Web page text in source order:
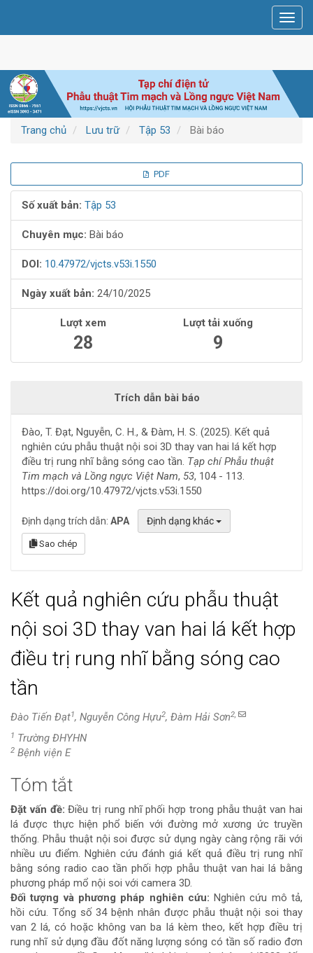
chính
chính
Thanh
bên
Trang chủ Lưu trữ Tập 53 Bài báo
bên
bài
viết
PDF
Số xuất bản: Tập 53
Chuyên mục: Bài báo
DOI: 10.47972/vjcts.v53i.1550
Ngày xuất bản: 24/10/2025
Lượt xem
28
Lượt tải xuống
9
Trích dẫn bài báo
Đào, T. Đạt, Nguyễn, C. H., & Đàm, H. S. (2025). Kết quả
nghiên cứu phẫu thuật nội soi 3D thay van hai lá kết hợp
điều trị rung nhĩ bằng sóng cao tần. Tạp chí Phẫu thuật
Tim mạch và Lồng ngực Việt Nam, 53, 104 - 113.
https://doi.org/10.47972/vjcts.v53i.1550
Định dạng trích dẫn: APA Định dạng khác
Sao chép
Kết quả nghiên cứu phẫu thuật
nội soi 3D thay van hai lá kết hợp
điều trị rung nhĩ bằng sóng cao
tần
Đào Tiến Đạt1, Nguyễn Công Hựu2, Đàm Hải Sơn2,
1 Trường ĐHYHN
2 Bệnh viện E
Nội
dung
chính
của
bài
viết
Tóm tắt
Đặt vấn đề: Điều trị rung nhĩ phối hợp trong phẫu thuật van hai
lá được thực hiện phổ biến với đường mở xương ức truyền
thống. Phẫu thuật nội soi được sử dụng ngày càng rộng rãi với
nhiều ưu điểm. Nghiên cứu đánh giá kết quả điều trị rung nhĩ
bằng sóng radio cao tần phối hợp phẫu thuật van hai lá bằng
phương pháp mổ nội soi với camera 3D.
Đối tượng và phương pháp nghiên cứu: Nghiên cứu mô tả,
hồi cứu. Tổng số 34 bệnh nhân được phẫu thuật nội soi thay
van 2 lá, có hoặc không van ba lá kèm theo, kết hợp điều trị
rung nhĩ sử dụng đầu đốt năng lượng sóng có tần số radio đơn